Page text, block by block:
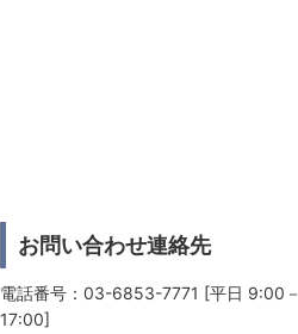
お問い合わせ連絡先
電話番号：03-6853-7771 [平日 9:00－
17:00]